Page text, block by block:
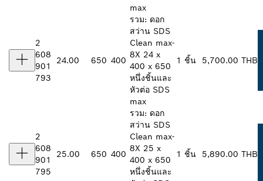
max
2
608
901
793
24.00 650 400
รวม: ดอก
สว่าน SDS
Clean max-
8X 24 x
400 x 650
หนึ่งชิ้นและ
หัวต่อ SDS
max
1 ชิ้น 5,700.00 THB
2
608
901
795
25.00 650 400
รวม: ดอก
สว่าน SDS
Clean max-
8X 25 x
400 x 650
หนึ่งชิ้นและ
1 ชิ้น 5,890.00 THB